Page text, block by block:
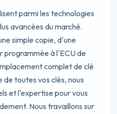
parmi les technologies
avancées du marché.
simple copie, d'une
programmée à l'ECU de
complet de clé
toutes vos clés, nous
et l'expertise pour vous
Nous travaillons sur